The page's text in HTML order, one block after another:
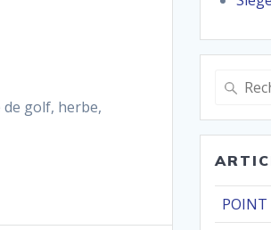
Recherche
:
POINT